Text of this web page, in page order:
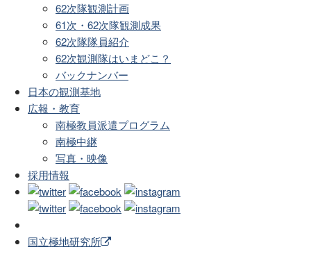
62次隊観測計画
61次・62次隊観測成果
62次隊隊員紹介
62次観測隊はいまどこ？
バックナンバー
日本の観測基地
広報・教育
南極教員派遣プログラム
南極中継
写真・映像
採用情報
国立極地研究所